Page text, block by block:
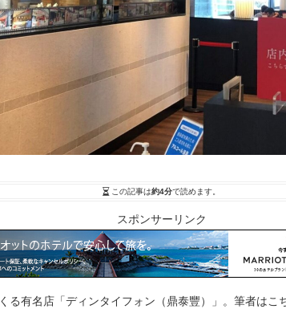
この記事は約4分で読めます。
スポンサーリンク
る有名店「ディンタイフォン（鼎泰豐）」。筆者はこ